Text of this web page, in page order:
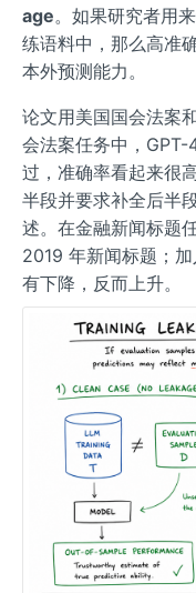
age。如果研究者用
练语料中，那么高准
本外预测能力。
论文用美国国会法案
会法案任务中，
过，准确率看起来很
半段并要求补全后半
述。在金融新闻标题
2019 年新闻标题；
有下降，反而上升。